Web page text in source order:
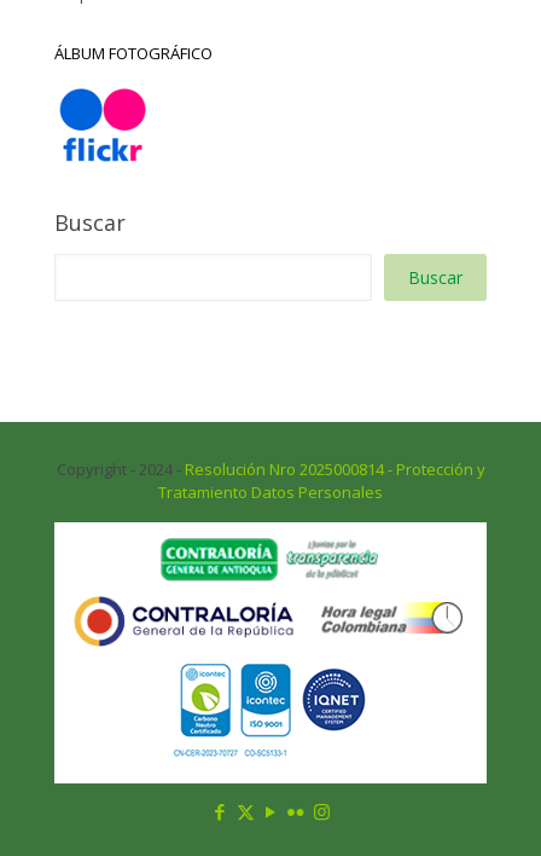
ÁLBUM FOTOGRÁFICO
Buscar
Buscar
Copyright - 2024 - Resolución Nro 2025000814 - Protección y
Tratamiento Datos Personales